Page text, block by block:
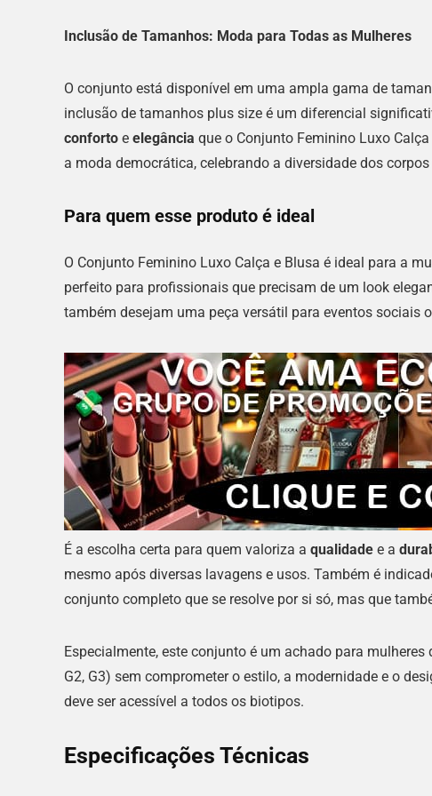
Inclusão de Tamanhos: Moda para Todas as Mulheres
O conjunto está disponível em uma ampla gama de
inclusão de tamanhos plus size é um diferencial
conforto e elegância que o Conjunto Feminino Luxo
a moda democrática, celebrando a diversidade dos
Para quem esse produto é ideal
O Conjunto Feminino Luxo Calça e Blusa é ideal para a
perfeito para profissionais que precisam de um look
também desejam uma peça versátil para eventos sociais
É a escolha certa para quem valoriza a qualidade e a
mesmo após diversas lavagens e usos. Também é
conjunto completo que se resolve por si só, mas que
Especialmente, este conjunto é um achado para
G2, G3) sem comprometer o estilo, a modernidade e o
deve ser acessível a todos os biotipos.
Especificações Técnicas